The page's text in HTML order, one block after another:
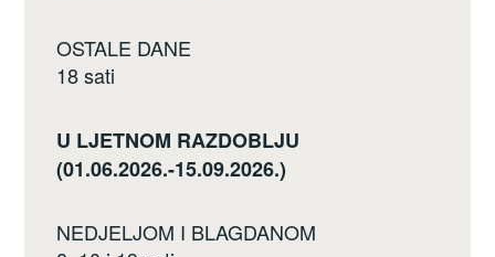
OSTALE DANE
18 sati
U LJETNOM RAZDOBLJU
(01.06.2026.-15.09.2026.)
NEDJELJOM I BLAGDANOM